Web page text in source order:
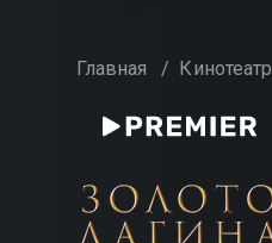
Главная / Кинотеатр